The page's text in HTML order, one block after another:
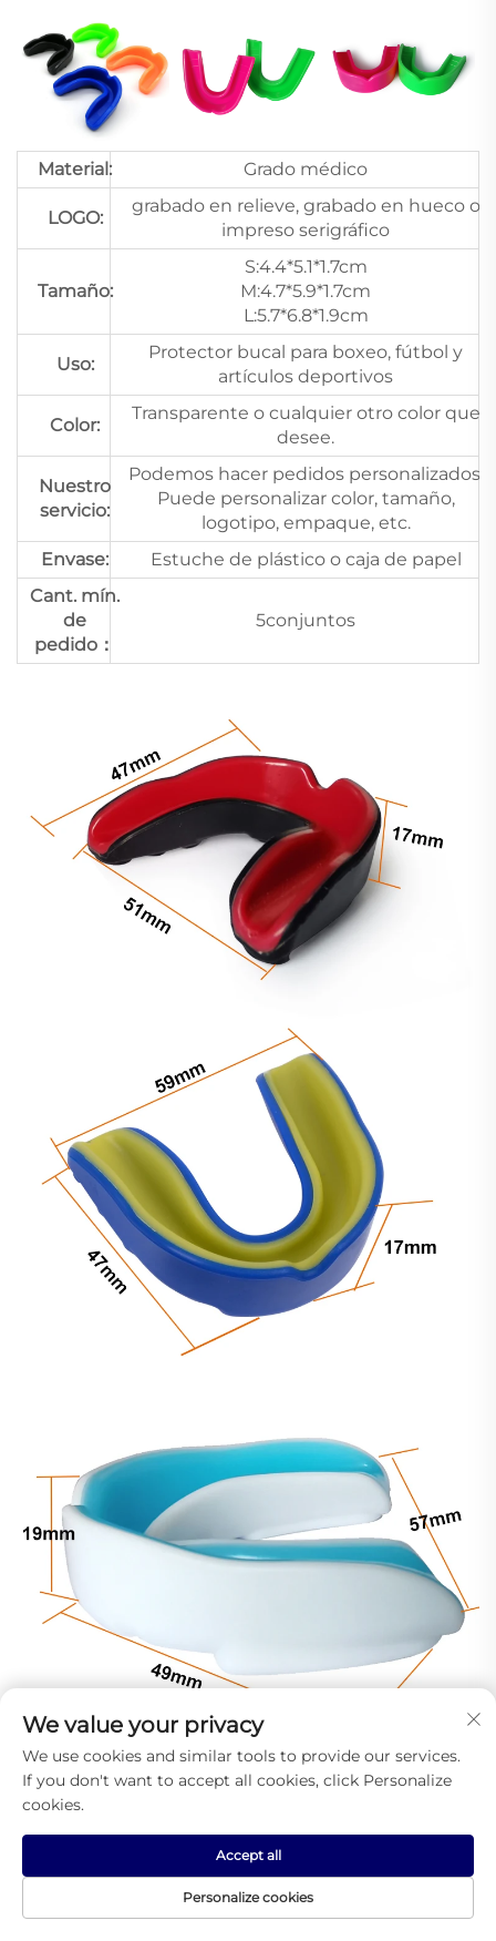
Material: Grado médico
LOGO:
grabado en relieve, grabado en hueco o
impreso serigráfico
Tamaño:
S:4.4*5.1*1.7cm
M:4.7*5.9*1.7cm
L:5.7*6.8*1.9cm
Uso:
Protector bucal para boxeo, fútbol y
artículos deportivos
Color:
Transparente o cualquier otro color que
desee.
Nuestro
servicio:
Podemos hacer pedidos personalizados.
Puede personalizar color, tamaño,
logotipo, empaque, etc.
Envase:
Estuche de plástico o caja de papel
Cant. mín.
de
pedido：
5conjuntos
We value your privacy
We use cookies and similar tools to provide our services.
If you don't want to accept all cookies, click Personalize
cookies.
Personalize cookies
Accept all